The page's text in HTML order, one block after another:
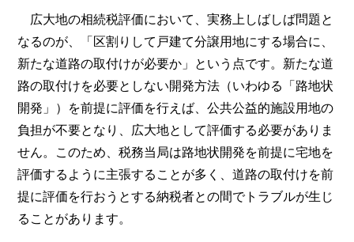
広大地の相続税評価において、実務上しばしば問題と
なるのが、「区割りして戸建て分譲用地にする場合に、
新たな道路の取付けが必要か」という点です。新たな道
路の取付けを必要としない開発方法（いわゆる「路地状
開発」）を前提に評価を行えば、公共公益的施設用地の
負担が不要となり、広大地として評価する必要がありま
せん。このため、税務当局は路地状開発を前提に宅地を
評価するように主張することが多く、道路の取付けを前
提に評価を行おうとする納税者との間でトラブルが生じ
ることがあります。